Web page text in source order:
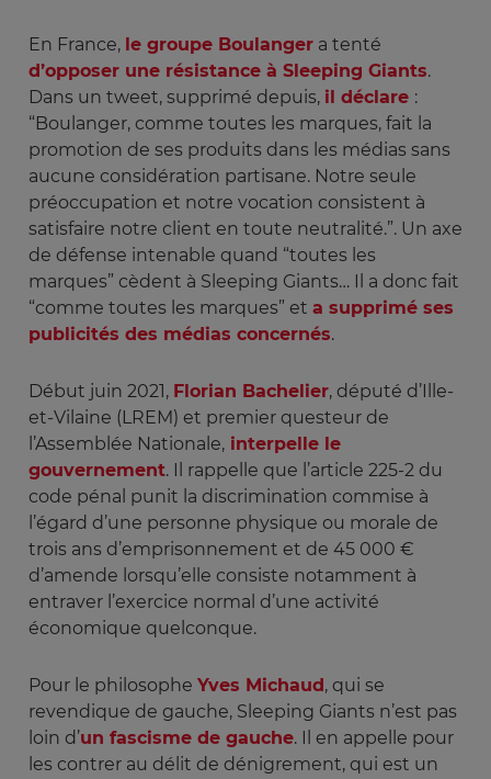
En France, le groupe Boulanger a tenté
d’opposer une résistance à Sleeping Giants.
Dans un tweet, supprimé depuis, il déclare :
“Boulanger, comme toutes les marques, fait la
promotion de ses produits dans les médias sans
aucune considération partisane. Notre seule
préoccupation et notre vocation consistent à
satisfaire notre client en toute neutralité.”. Un axe
de défense intenable quand “toutes les
marques” cèdent à Sleeping Giants… Il a donc fait
“comme toutes les marques” et a supprimé ses
publicités des médias concernés.
Début juin 2021, Florian Bachelier, député d’Ille-
et-Vilaine (LREM) et premier questeur de
l’Assemblée Nationale, interpelle le
gouvernement. Il rappelle que l’article 225-2 du
code pénal punit la discrimination commise à
l’égard d’une personne physique ou morale de
trois ans d’emprisonnement et de 45 000 €
d’amende lorsqu’elle consiste notamment à
entraver l’exercice normal d’une activité
économique quelconque.
Pour le philosophe Yves Michaud , qui se
revendique de gauche, Sleeping Giants n’est pas
loin d’un fascisme de gauche. Il en appelle pour
les contrer au délit de dénigrement, qui est un